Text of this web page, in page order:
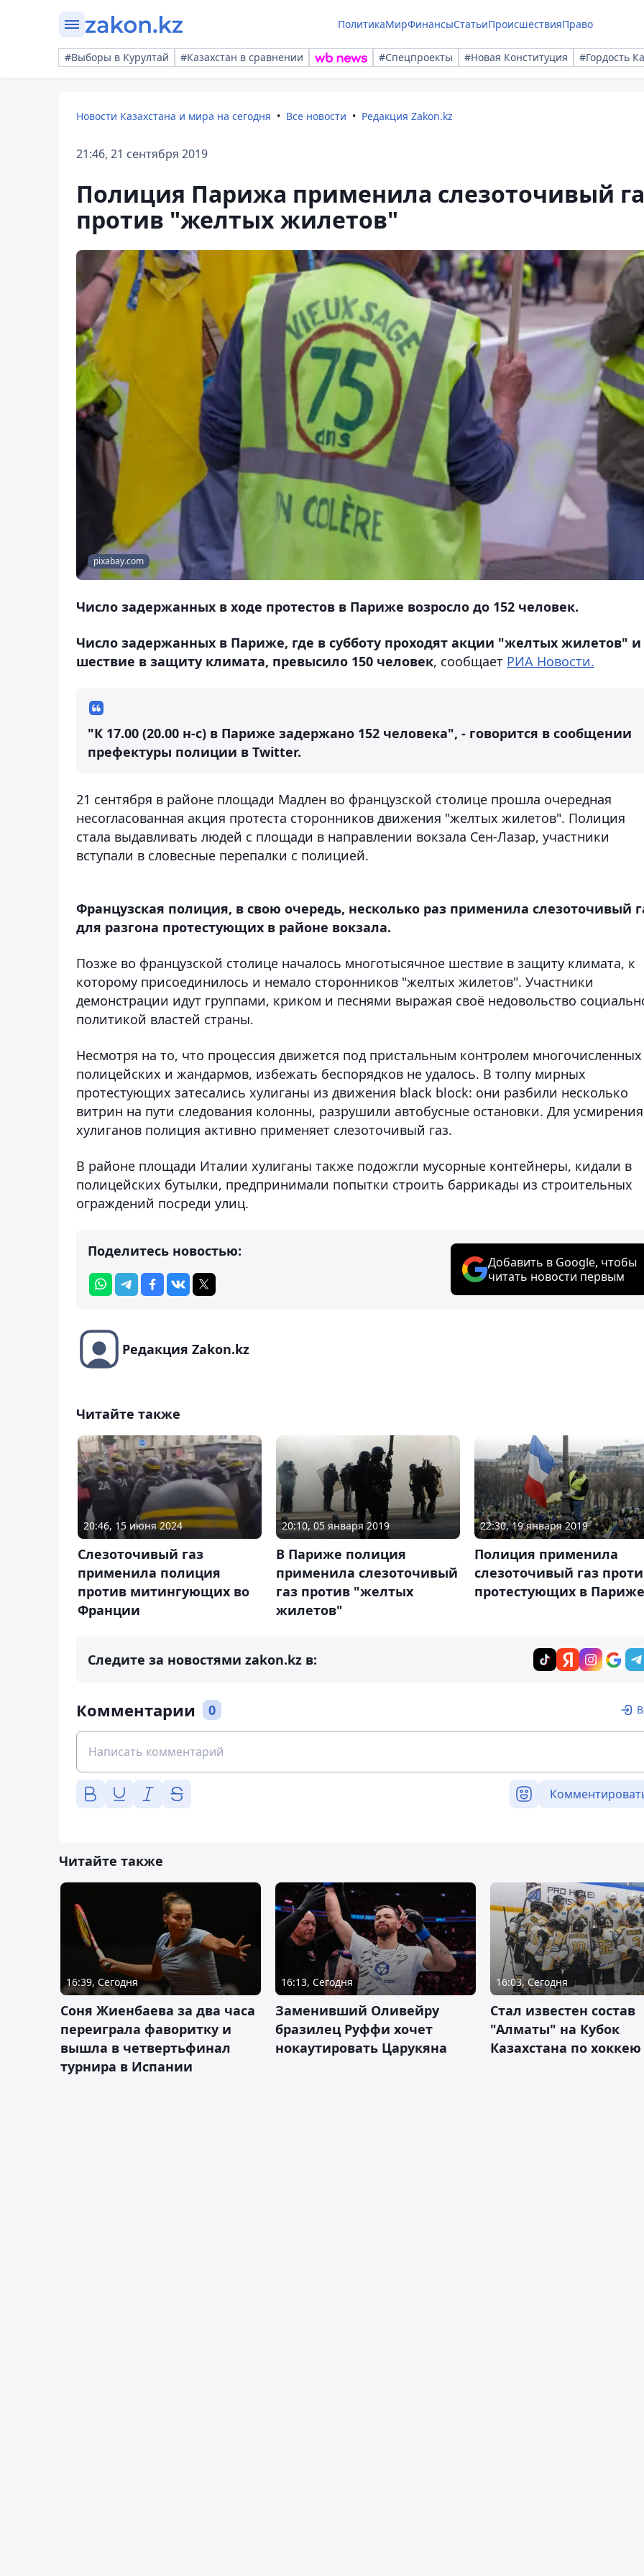
ПолитикаМирФинансыСтатьиПроисшествияПраво
#Выборы в Курултай #Казахстан в сравнении #Спецпроекты #Новая Конституция #Гордость
Новости Казахстана и мира на сегодня Все новости Редакция Zakon.kz
21:46, 21 сентября 2019
Полиция Парижа применила слезоточивый
против "желтых жилетов"
pixabay.com
Число задержанных в ходе протестов в Париже возросло до 152 человек.
Число задержанных в Париже, где в субботу проходят акции "желтых жилетов" и
шествие в защиту климата, превысило 150 человек, сообщает РИА Новости.
"К 17.00 (20.00 н-с) в Париже задержано 152 человека", - говорится в сообщении
префектуры полиции в Twitter.
21 сентября в районе площади Мадлен во французской столице прошла очередная
несогласованная акция протеста сторонников движения "желтых жилетов". Полиция
стала выдавливать людей с площади в направлении вокзала Сен-Лазар, участники
вступали в словесные перепалки с полицией.
Французская полиция, в свою очередь, несколько раз применила слезоточивый
для разгона протестующих в районе вокзала.
Позже во французской столице началось многотысячное шествие в защиту климата, к
которому присоединилось и немало сторонников "желтых жилетов". Участники
демонстрации идут группами, криком и песнями выражая своё недовольство
политикой властей страны.
Несмотря на то, что процессия движется под пристальным контролем многочисленных
полицейских и жандармов, избежать беспорядков не удалось. В толпу мирных
протестующих затесались хулиганы из движения black block: они разбили несколько
витрин на пути следования колонны, разрушили автобусные остановки. Для усмирения
хулиганов полиция активно применяет слезоточивый газ.
В районе площади Италии хулиганы также подожгли мусорные контейнеры, кидали в
полицейских бутылки, предпринимали попытки строить баррикады из строительных
ограждений посреди улиц.
Поделитесь новостью:
Добавить в Google, чтобы
читать новости первым
Редакция Zakon.kz
Читайте также
20:46, 15 июня 2024
Слезоточивый газ
применила полиция
против митингующих во
Франции
20:10, 05 января 2019
В Париже полиция
применила слезоточивый
газ против "желтых
жилетов"
22:30, 19 января 2019
Полиция применила
слезоточивый газ
протестующих в Париже
Следите за новостями zakon.kz в:
Комментарии 0
Читайте также
16:39, Сегодня
Соня Жиенбаева за два часа
переиграла фаворитку и
вышла в четвертьфинал
турнира в Испании
16:13, Сегодня
Заменивший Оливейру
бразилец Руффи хочет
нокаутировать Царукяна
16:03, Сегодня
Стал известен состав
"Алматы" на Кубок
Казахстана по хоккею